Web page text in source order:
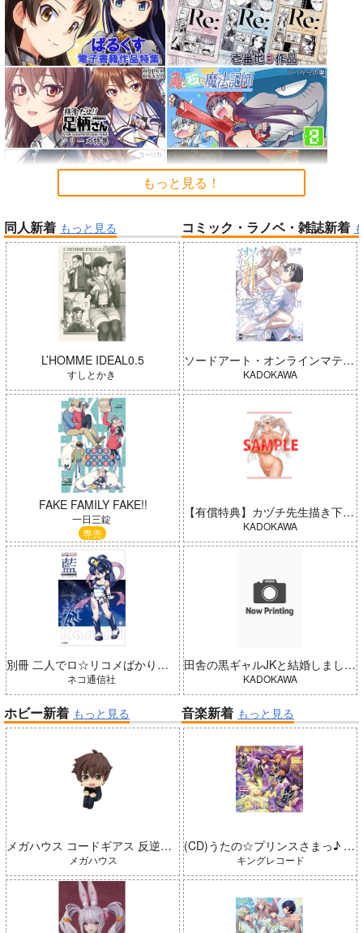
人狼機ウィンヴルガ ー叛逆篇ー 5
魔王マーラ煩悩学園 ～勇者、教師に
堕とされる～ 1
理想の彼女 3
時々ボソッとロシア語でデレる勇者
のアーリャさん
帝国機神ヴォルカミオン 2 ふかふかダンジョン攻略記 19
インゴクダンチ
アイドルマスター ミリオンラ
イブ！
Summer Challenger/水瀬いの
「少女☆歌劇 レヴュースタァ
ライト」スペシャルライブ “St
arry Horizon” Blu-ray(初回限
Peachful Story(通常盤)/桃鈴
ねね 春夏秋冬代行者 春の舞
もっと見る！
同人新着 もっと見る
L’HOMME IDEAL0.5
すしとかき
FAKE FAMILY FAKE!!
一日三錠
専売
別冊 二人でロ☆リコメばかり描いていた 藍（五藤加純イラストCollection）
ネコ通信社
コミック・ラノベ・雑誌新着
ソードアート・オンラインマテリアル シュガーリィ・デイズ 001
KADOKAWA
【有償特典】カヅチ先生描き下ろしB2タペストリー（田舎の黒ギャルJKと結婚しました 4）
KADOKAWA
田舎の黒ギャルJKと結婚しました 4
KADOKAWA
ホビー新着 もっと見る
メガハウス コードギアス 反逆のルルーシュ るかっぷ 枢木スザク 完成品
メガハウス
音楽新着 もっと見る
(CD)うたの☆プリンスさまっ♪ LIVE EMOTION 2nd Anniversary CD レン・翔・セシル・嶺二・綺羅
キングレコード